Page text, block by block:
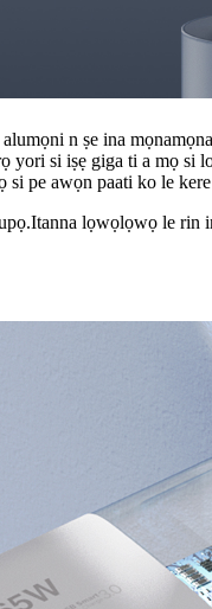
n ṣe ina
si iṣẹ giga ti a mọ
pe awọn paati ko le
lọwọlọwọ le